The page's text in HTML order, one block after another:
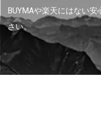
BUYMAや楽天にはない
さい。